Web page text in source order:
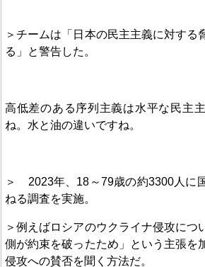
＞チームは「日本の民主主義に対する
る」と警告した。
高低差のある序列主義は水平な民主
ね。水と油の違いですね。
＞ 2023年、18～79歳の約3300人に
ねる調査を実施。
＞例えばロシアのウクライナ侵攻につ
側が約束を破ったため」という主張を
侵攻への賛否を聞く方法だ。